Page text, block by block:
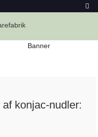
konjac-nudler: